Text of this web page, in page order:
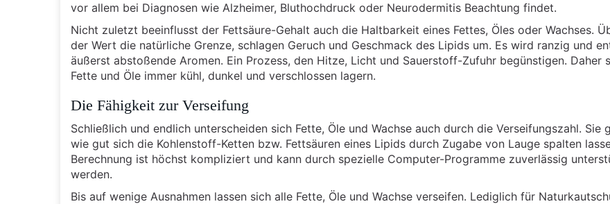
vor allem bei Diagnosen wie Alzheimer, Bluthochdruck oder Neurodermitis Beachtung findet.
Nicht zuletzt beeinflusst der Fettsäure-Gehalt auch die Haltbarkeit eines Fettes, Öles oder Wachses.
der Wert die natürliche Grenze, schlagen Geruch und Geschmack des Lipids um. Es wird ranzig und
äußerst abstoßende Aromen. Ein Prozess, den Hitze, Licht und Sauerstoff-Zufuhr begünstigen. Daher
Fette und Öle immer kühl, dunkel und verschlossen lagern.
Die Fähigkeit zur Verseifung
Schließlich und endlich unterscheiden sich Fette, Öle und Wachse auch durch die Verseifungszahl. Sie
wie gut sich die Kohlenstoff-Ketten bzw. Fettsäuren eines Lipids durch Zugabe von Lauge spalten
Berechnung ist höchst kompliziert und kann durch spezielle Computer-Programme zuverlässig
werden.
Bis auf wenige Ausnahmen lassen sich alle Fette, Öle und Wachse verseifen. Lediglich für